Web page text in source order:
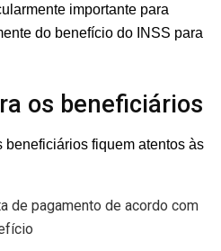
importante para
do benefício do INSS para
os beneficiários
beneficiários fiquem atentos às
de pagamento de acordo com